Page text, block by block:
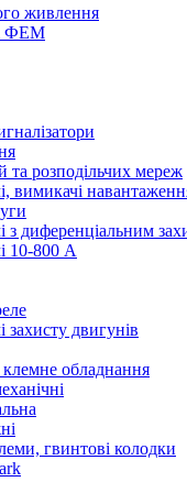
живлення
ФЕМ
та розподільчих мереж
вимикачі
з диференціальним
10-800 А
двигунів
клемне обладнання
гвинтові колодки